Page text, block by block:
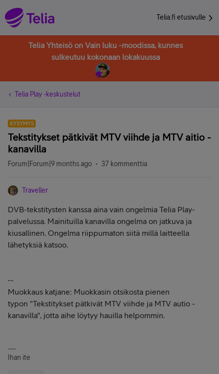
Telia.fi etusivulle
Telia Yhteisö on Vain luku -moodissa, kunnes
sulkeutuu kokonaan lokakuussa
Telia Play -keskustelut
KYSYMYS
Tekstitykset pätkivät MTV viihde ja MTV aitio -
kanavilla
Forum|Forum|9 months ago 37 kommenttia
Traveller
DVB-tekstitysten kanssa aina vain ongelmia Telia Play-
palvelussa. Mainituilla kanavilla ongelma on jatkuva ja
kiusallinen. Ongelma riippumaton siitä millä laitteella
lähetyksiä katsoo.
--
Muokkaus katjane: Muokkasin otsikosta pienen
typon "Tekstitykset pätkivät MTV viihde ja MTV autio -
kanavilla", jotta aihe löytyy hauilla helpommin.
Ihan ite